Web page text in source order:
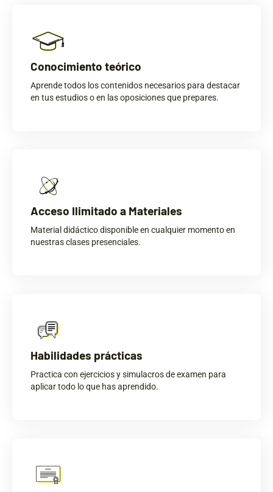
Conocimiento teórico
Aprende todos los contenidos necesarios para destacar
en tus estudios o en las oposiciones que prepares.
Acceso Ilimitado a Materiales
Material didáctico disponible en cualquier momento en
nuestras clases presenciales.
Habilidades prácticas
Practica con ejercicios y simulacros de examen para
aplicar todo lo que has aprendido.